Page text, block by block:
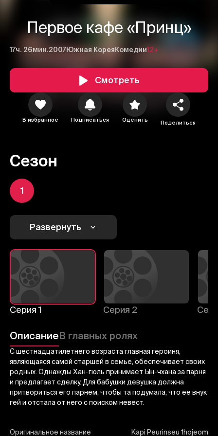
Первое кафе «Принц»
17ч. 26мин.2007Южная Корея Комедии12+
Смотреть
В избранное Подписаться Оценить Поделиться
Сезон
1
Развернуть
Серия 1 Серия 2
ОписаниеВ главных ролях
С шестнадцатилетнего возраста главная героиня,
являющаяся самой старшей в семье, обеспечивает своих
родных. Однажды Хан-гюль принимает Ын-чхана за парня
и предлагает сделку. Для бабушки девушка должна
притвориться его парнем, чтобы та подумала, что ее внук
гей и отстала от него с поиском невест.
Оригинальное название Kapi Peurinseu 1hojeom
1
Отправить
Отменить